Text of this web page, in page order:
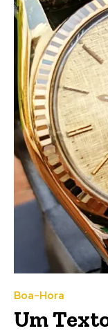
Boa-Hora
Um